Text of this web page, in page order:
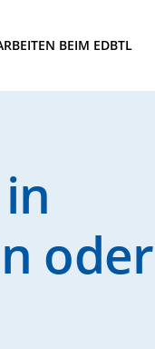
BEIM EDBTL